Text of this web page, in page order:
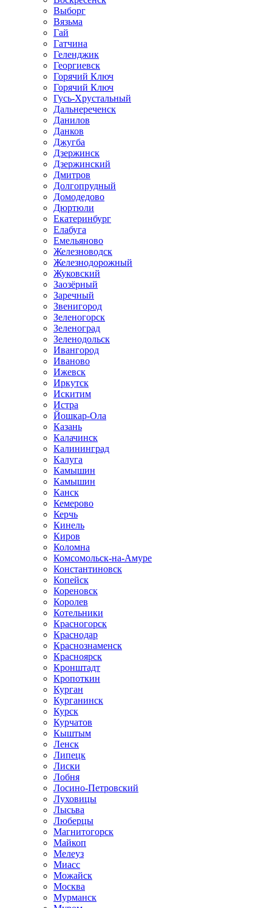
Выборг
Вязьма
Гай
Гатчина
Геленджик
Георгиевск
Горячий Ключ
Горячий Ключ
Гусь-Хрустальный
Дальнереченск
Данилов
Данков
Джугба
Дзержинск
Дзержинский
Дмитров
Долгопрудный
Домодедово
Дюртюли
Екатеринбург
Елабуга
Емельяново
Железноводск
Железнодорожный
Жуковский
Заозёрный
Заречный
Звенигород
Зеленогорск
Зеленоград
Зеленодольск
Ивангород
Иваново
Ижевск
Иркутск
Искитим
Истра
Йошкар-Ола
Казань
Калачинск
Калининград
Калуга
Камышин
Камышин
Канск
Кемерово
Керчь
Кинель
Киров
Коломна
Комсомольск-на-Амуре
Константиновск
Копейск
Кореновск
Королев
Котельники
Красногорск
Краснодар
Краснознаменск
Красноярск
Кронштадт
Кропоткин
Курган
Курганинск
Курск
Курчатов
Кыштым
Ленск
Липецк
Лиски
Лобня
Лосино-Петровский
Луховицы
Лысьва
Люберцы
Магнитогорск
Майкоп
Мелеуз
Миасс
Можайск
Москва
Мурманск